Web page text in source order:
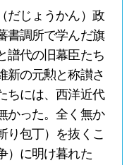
だじょうかん）政
書調所で学んだ旗
譜代の旧幕臣たち
新の元勲と称讃さ
ちには、西洋近代
かった。全く無か
り包丁）を抜くこ
）に明け暮れた